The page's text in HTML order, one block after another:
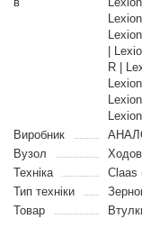
|
R |
Виробник
Вузол
Техніка
Claas
Тип техніки
Товар